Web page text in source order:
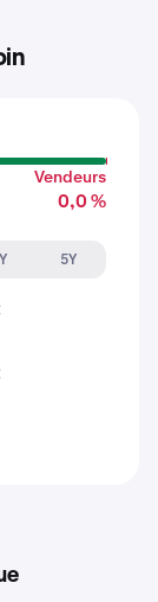
Vendeurs
0,0 %
5Y